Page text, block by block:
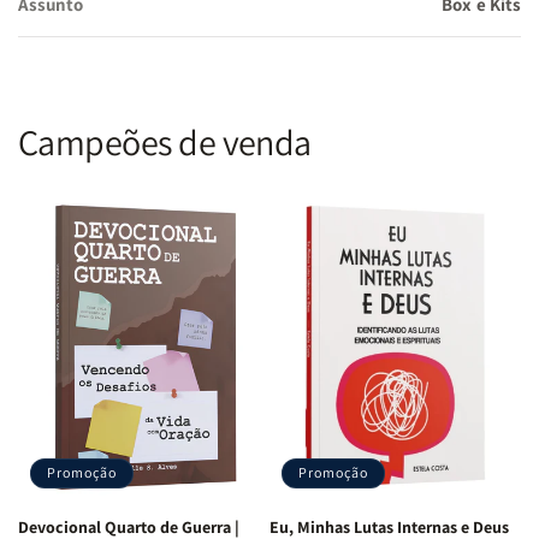
Comece ou termine seus dias com uma dose de sabedoria que se
Campeões de venda
Promoção
Devocional Quarto de Guerra |
Promoção
Eu, Minhas Lutas Internas e Deus